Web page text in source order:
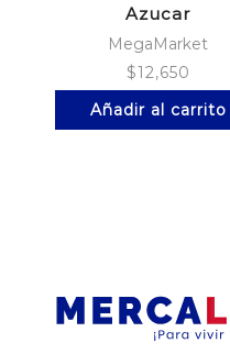
Azucar
Riova*500Grms
MegaMarket
$12,650
Añadir al carrito